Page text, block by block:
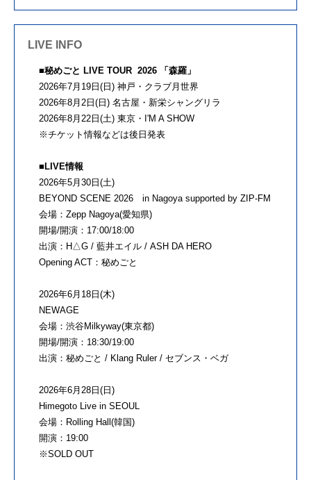
LIVE INFO
■秘めごと LIVE TOUR 2026 「森羅」
2026年7月19日(日) 神戸・クラブ月世界
2026年8月2日(日) 名古屋・新栄シャングリラ
2026年8月22日(土) 東京・I'M A SHOW
※チケット情報などは後日発表
■LIVE情報
2026年5月30日(土)
BEYOND SCENE 2026 in Nagoya supported by ZIP-FM
会場：Zepp Nagoya(愛知県)
開場/開演：17:00/18:00
出演：H△G / 藍井エイル / ASH DA HERO
Opening ACT：秘めごと
2026年6月18日(木)
NEWAGE
会場：渋谷Milkyway(東京都)
開場/開演：18:30/19:00
出演：秘めごと / Klang Ruler / セブンス・ベガ
2026年6月28日(日)
Himegoto Live in SEOUL
会場：Rolling Hall(韓国)
開演：19:00
※SOLD OUT